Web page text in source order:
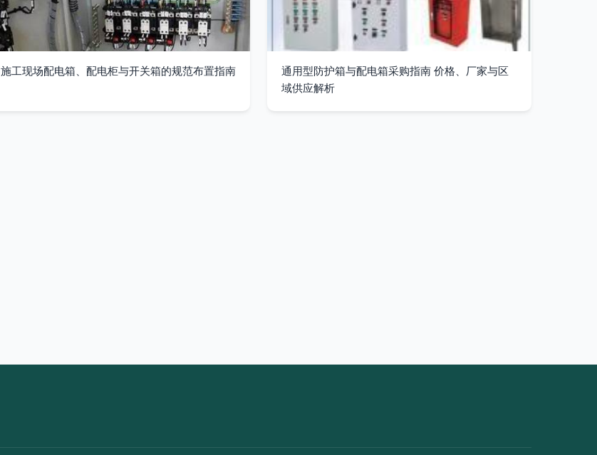
施工现场配电箱、配电柜与开关箱的规范布置指南
通用型防护箱与配电箱采购指南 价格、厂家与区
域供应解析